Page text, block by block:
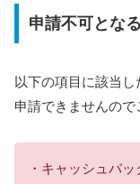
申請不可とな
以下の項目に該当
申請できませんので
・キャッシュバ